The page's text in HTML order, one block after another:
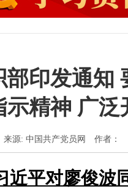
部印发通知
示精神 广
来源: 中国共产党员网 作者：
近平对廖俊波